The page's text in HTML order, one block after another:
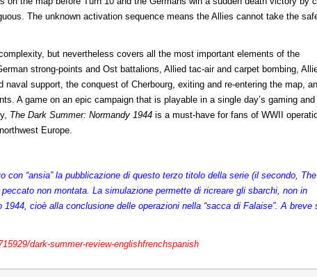
The unknown activation sequence means the Allies cannot take the
but nevertheless covers all the most important elements of the
strong-points and Ost battalions, Allied tac-air and carpet bombing,
support, the conquest of Cherbourg, exiting and re-entering the map,
A game on an epic campaign that is playable in a single day’s gaming
The Dark Summer: Normandy 1944 is a must-have for fans of WWII
Europe.
con “ansia” la pubblicazione di questo terzo titolo della serie (il secondo,
non montata. La simulazione permette di ricreare gli sbarchi, non in
cioè alla conclusione delle operazioni nella “sacca di Falaise”. A breve
dark-summer-review-englishfrenchspanish